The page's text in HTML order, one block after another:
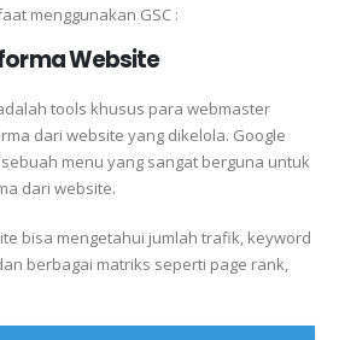
menggunakan GSC :
Website
tools khusus para webmaster
dari website yang dikelola. Google
menu yang sangat berguna untuk
dari website.
bisa mengetahui jumlah trafik, keyword
berbagai matriks seperti page rank,